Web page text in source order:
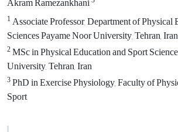
1Associate Professor, Department of Physical
Sciences Payame Noor University, Tehran, Iran
2MSc in Physical Education and Sport
University, Tehran, Iran
3PhD in Exercise Physiology, Faculty of
Sport